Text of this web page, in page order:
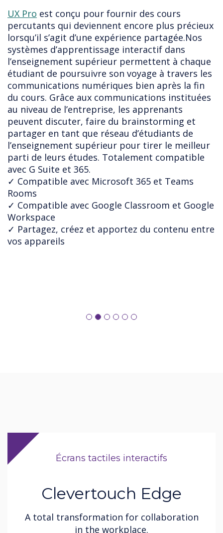
UX Pro est conçu pour fournir des cours
percutants qui deviennent encore plus précieux
lorsqu’il s’agit d’une expérience partagée.Nos
systèmes d’apprentissage interactif dans
l’enseignement supérieur permettent à chaque
étudiant de poursuivre son voyage à travers les
communications numériques bien après la fin
du cours. Grâce aux communications instituées
au niveau de l’entreprise, les apprenants
peuvent discuter, faire du brainstorming et
partager en tant que réseau d’étudiants de
l’enseignement supérieur pour tirer le meilleur
parti de leurs études. Totalement compatible
avec G Suite et 365.
✓ Compatible avec Microsoft 365 et Teams
Rooms
✓ Compatible avec Google Classroom et Google
Workspace
✓ Partagez, créez et apportez du contenu entre
vos appareils
Écrans tactiles interactifs
Clevertouch Edge
A total transformation for collaboration
in the workplace.